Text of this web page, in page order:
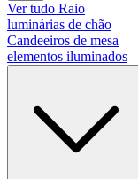
Ver tudo Raio
luminárias de chão
Candeeiros de mesa
elementos iluminados